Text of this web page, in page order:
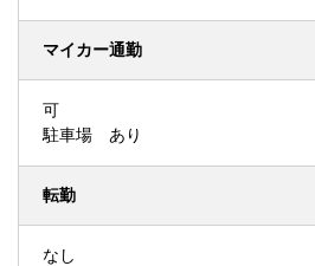
マイカー通勤
可
駐車場 あり
転勤
なし